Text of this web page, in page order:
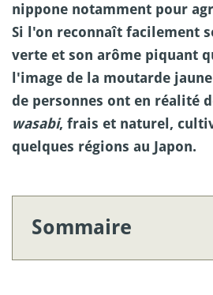
nippone notamment pour
Si l'on reconnaît facilement
verte et son arôme piquant
l'image de la moutarde
de personnes ont en réalité
wasabi, frais et naturel,
quelques régions au Japon.
Sommaire